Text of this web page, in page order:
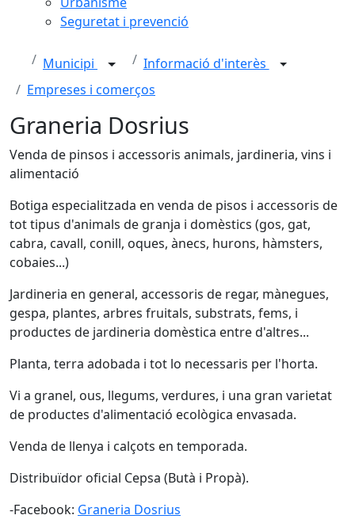
Seguretat i prevenció
Municipi
Informació d'interès
Empreses i comerços
Graneria Dosrius
Venda de pinsos i accessoris animals, jardineria, vins i
alimentació
Botiga especialitzada en venda de pisos i accessoris de
tot tipus d'animals de granja i domèstics (gos, gat,
cabra, cavall, conill, oques, ànecs, hurons, hàmsters,
cobaies...)
Jardineria en general, accessoris de regar, mànegues,
gespa, plantes, arbres fruitals, substrats, fems, i
productes de jardineria domèstica entre d'altres...
Planta, terra adobada i tot lo necessaris per l'horta.
Vi a granel, ous, llegums, verdures, i una gran varietat
de productes d'alimentació ecològica envasada.
Venda de llenya i calçots en temporada.
Distribuïdor oficial Cepsa (Butà i Propà).
-Facebook: Graneria Dosrius